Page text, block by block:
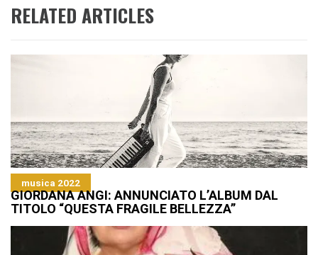
RELATED ARTICLES
musica 2022
GIORDANA ANGI: ANNUNCIATO L’ALBUM DAL
TITOLO “QUESTA FRAGILE BELLEZZA”